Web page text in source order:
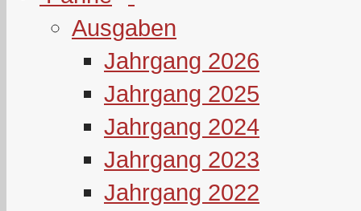
Ausgaben
Jahrgang 2026
Jahrgang 2025
Jahrgang 2024
Jahrgang 2023
Jahrgang 2022